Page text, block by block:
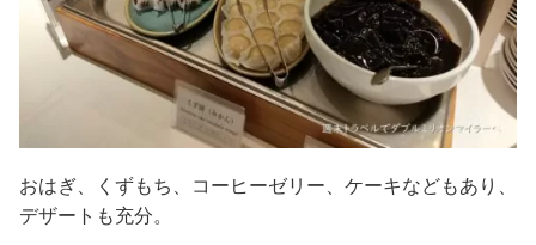
おはぎ、くずもち、コーヒーゼリー、ケーキなどもあり、
デザートも充分。